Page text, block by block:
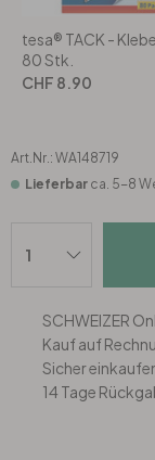
Wohnzimmer
Kinderzimmer
Bad
Wohnzimmer
Kinderzimmer
Flur
Tapeten Grün
Tapeten Türkis
Tapeten Lila &
Schlafzimmer
tesa® TACK -
80 Stk.
CHF 8.90
Art.Nr.: WA148719
Lieferbar ca. 5-8
SCHWEIZER
Kauf auf
Sicher
14 Tage